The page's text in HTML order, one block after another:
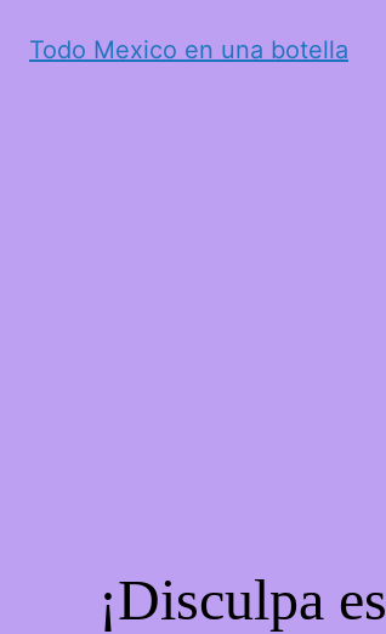
Todo Mexico en una botella
¡Disculpa